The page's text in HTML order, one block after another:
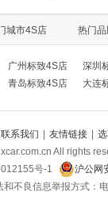
城市4S店 热门
广州标致4S店
深圳
青岛标致4S店 大连
联系我们 | 友情链接 |
All rights
号-1
沪公网
和不良信息举报方式：